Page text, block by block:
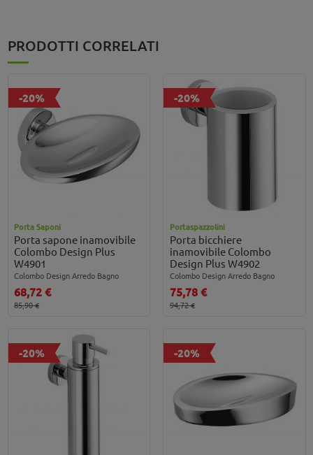
PRODOTTI CORRELATI
-20%
Porta Saponi
Porta sapone inamovibile
Colombo Design Plus
W4901
Colombo Design Arredo Bagno
68,72 €
85,90 €
-20%
Portaspazzolini
Porta bicchiere
inamovibile Colombo
Design Plus W4902
Colombo Design Arredo Bagno
75,78 €
94,72 €
-20% -20%